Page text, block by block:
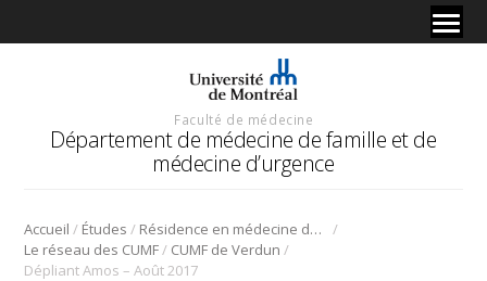
Faculté de médecine
Département de médecine de famille et de
médecine d’urgence
Accueil / Études / Résidence en médecine de famille
/
Le réseau des CUMF/ CUMF de Verdun /
Dépliant Amos – Août 2017